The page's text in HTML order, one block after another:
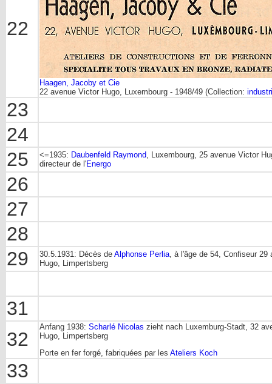
22
Haagen, Jacoby et Cie
22 avenue Victor Hugo, Luxembourg - 1948/49 (Collection:
23
24
25
<=1935: Daubenfeld Raymond, Luxembourg, 25 avenue Victor
directeur de l'Energo
26
27
28
29
30.5.1931: Décès de Alphonse Perlia, à l'âge de 54, Confiseur 29
Hugo, Limpertsberg
31
32
Anfang 1938: Scharlé Nicolas zieht nach Luxemburg-Stadt, 32
Hugo, Limpertsberg
Porte en fer forgé, fabriquées par les Ateliers Koch
33